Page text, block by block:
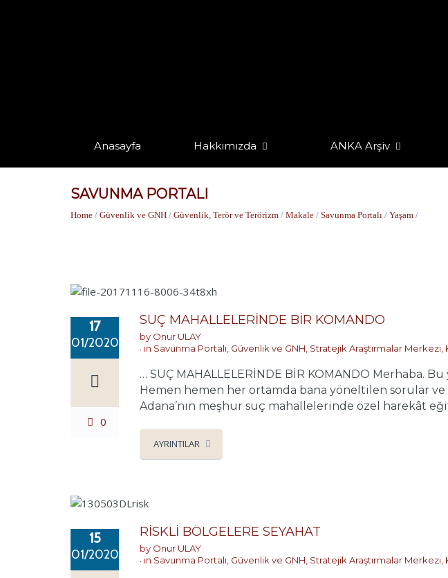
Anasayfa Hakkımızda ANKA Arşiv
SAVUNMA PORTALI
Home / Güvenlik ve GNH / Güvenlik, Terör ve Terörizm / Makale / Savunma Portalı / Yaşam /
17
01/2020
0
SUÇ MAHALLELERİNDE BİR KOMANDO
by Onur ULAY
in Savunma Portalı, Güvenlik ve GNH, Stratejik Araştırmalar Merkezi,
… SUÇ MAHALLELERİNDE BİR KOMANDO Merhaba.
Hemen hemen her ortamda bana yöneltilen sorular
Adana’nın meşhur suç mahallelerinde özel harekât
AYRINTILAR
15
01/2020
RİSKLİ BÖLGELERE SEYAHAT
by Onur ULAY
in Savunma Portalı Güvenlik ve GNH Stratejik Araştırmalar Merkezi